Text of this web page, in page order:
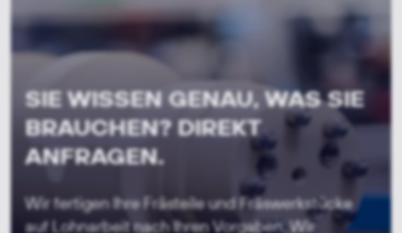
SIE WISSEN GENAU, WAS SIE
BRAUCHEN? DIREKT
ANFRAGEN.
Wir fertigen Ihre Frästeile und Fräswerkstücke
auf Lohnarbeit nach Ihren Vorgaben. Wir